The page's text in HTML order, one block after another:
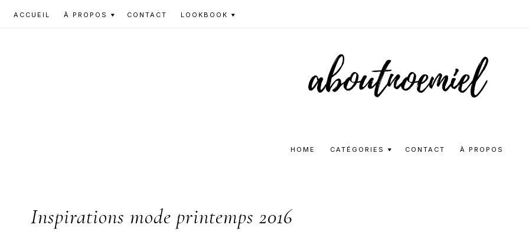
to
to
to
ACCUEIL À PROPOS CONTACT LOOKBOOK
Fashion
HOME CATÉGORIES CONTACT À PROPOS
Inspirations mode printemps 2016